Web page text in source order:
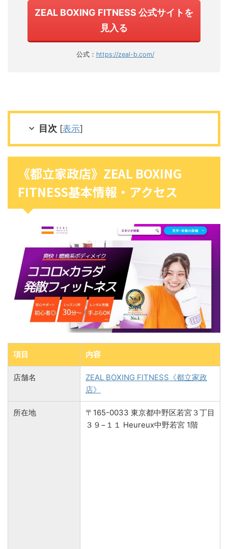
ZEAL BOXING FITNESS 公式サイトを
見入る
公式： https://zeal-b.com/
目次 [表示]
《都立家政店》ZEAL BOXING
FITNESS基本情報・アクセス
項目 内容
店舗名
ZEAL BOXING FITNESS《都立家政
店》
所在地
〒165-0033 東京都中野区若宮３丁目
３９−１１ Heureux中野若宮 1階